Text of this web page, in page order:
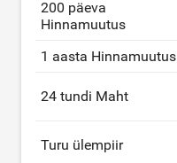
200 päeva
Hinnamuutus
1 aasta Hinnamuutus
24 tundi Maht
Turu ülempiir